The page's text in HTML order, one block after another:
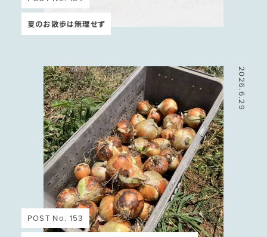
夏のお散歩は無理せず
2026.6.29
POST No. 153